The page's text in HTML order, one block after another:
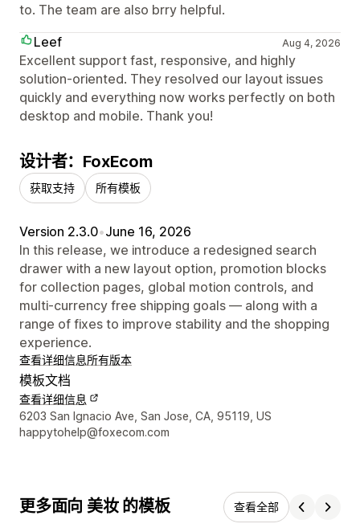
to. The team are also brry helpful.
Leef
Aug 4, 2026
Excellent support fast, responsive, and highly
solution-oriented. They resolved our layout issues
quickly and everything now works perfectly on both
desktop and mobile. Thank you!
设计者：FoxEcom
获取支持 所有模板
Version 2.3.0•June 16, 2026
In this release, we introduce a redesigned search
drawer with a new layout option, promotion blocks
for collection pages, global motion controls, and
multi-currency free shipping goals — along with a
range of fixes to improve stability and the shopping
experience.
查看详细信息所有版本
模板文档
查看详细信息
设计师联系方式
6203 San Ignacio Ave, San Jose, CA, 95119, US
happytohelp@foxecom.com
更多面向 美妆 的模板 查看全部